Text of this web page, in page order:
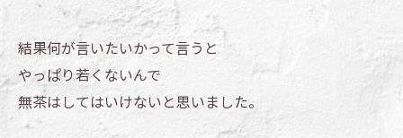
結果何が言いたいかって言うと
やっぱり若くないんで
無茶はしてはいけないと思いました。